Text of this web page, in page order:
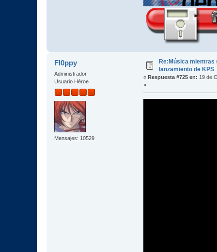
Fl0ppy
Administrador
Usuario Héroe
Mensajes: 10529
Re:Música mientras
lanzamiento de KPS
« Respuesta #725 en: 19 de
»